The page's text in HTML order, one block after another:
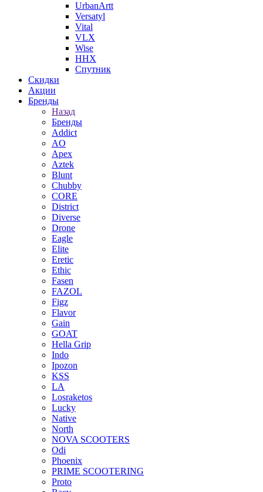
UrbanArtt
Versatyl
Vital
VLX
Wise
ННХ
Спутник
Скидки
Акции
Бренды
Назад
Бренды
Addict
AO
Apex
Aztek
Blunt
Chubby
CORE
District
Diverse
Drone
Eagle
Elite
Eretic
Ethic
Fasen
FAZOL
Figz
Flavor
Gain
GOAT
Hella Grip
Indo
Ipozon
KSS
LA
Losraketos
Lucky
Native
North
NOVA SCOOTERS
Odi
Phoenix
PRIME SCOOTERING
Proto